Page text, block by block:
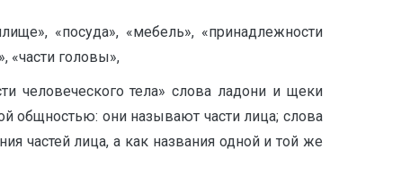
«посуда», «мебель», «принадлежности
«части головы»,
человеческого тела» слова ладони и щеки
общностью: они называют части лица; слова
частей лица, а как названия одной и той же